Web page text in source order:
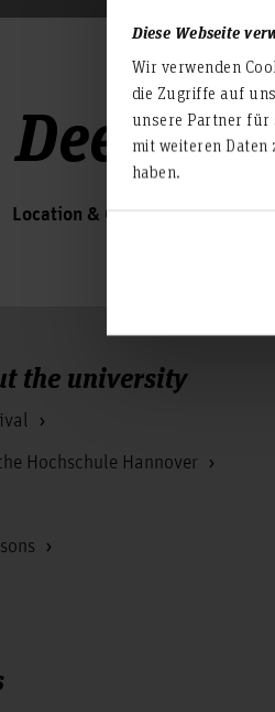
Diese Webseite
Wir verwenden
die Zugriffe auf
unsere Partner für
mit weiteren
haben.
Deepen
Location & Opening Hours
the university
Hochschule Hannover